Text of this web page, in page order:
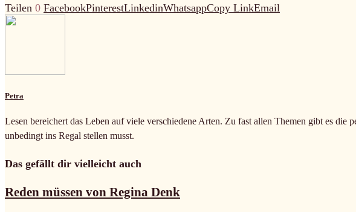
Teilen 0 FacebookPinterestLinkedinWhatsappCopy LinkEmail
Petra
Lesen bereichert das Leben auf viele verschiedene Arten. Zu fast allen Themen gibt es die
unbedingt ins Regal stellen musst.
Das gefällt dir vielleicht auch
Reden müssen von Regina Denk